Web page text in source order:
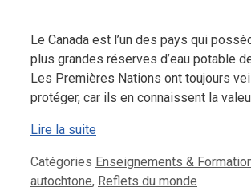
Le Canada est l’un des pays qui
plus grandes réserves d’eau potable
Les Premières Nations ont toujours
protéger, car ils en connaissent la
Lire la suite
Catégories Enseignements &
autochtone, Reflets du monde